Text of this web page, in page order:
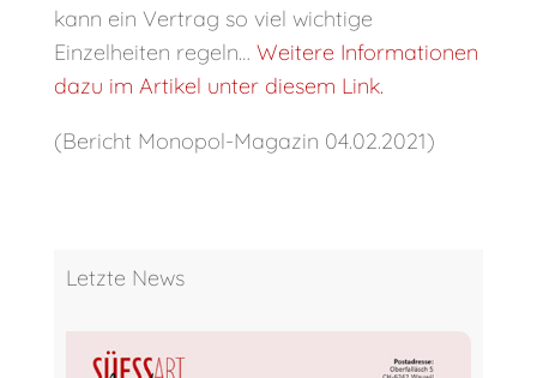
kann ein Vertrag so viel wichtige
Einzelheiten regeln… Weitere Informationen
dazu im Artikel unter diesem Link.
(Bericht Monopol-Magazin 04.02.2021)
Letzte News